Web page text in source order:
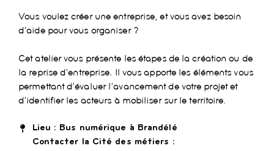
Vous voulez créer une entreprise, et vous avez besoin
d’aide pour vous organiser ?
Cet atelier vous présente les étapes de la création ou de
la reprise d’entreprise. Il vous apporte les éléments vous
permettant d’évaluer l’avancement de votre projet et
d’identifier les acteurs à mobiliser sur le territoire.
Lieu : Bus numérique à Brandélé
Contacter la Cité des métiers :